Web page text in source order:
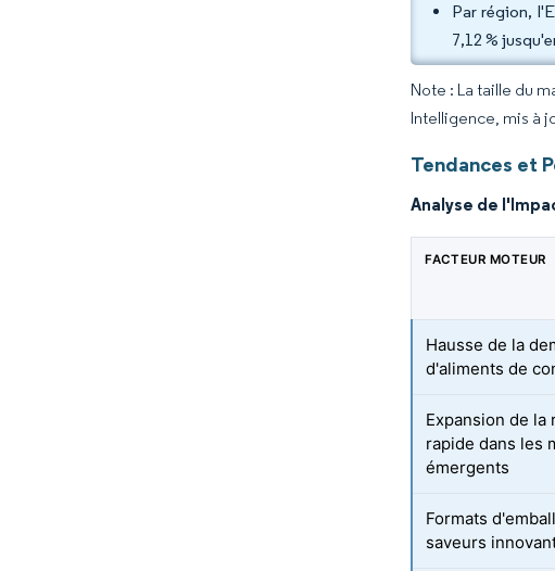
Par région,
7,12 %
Note : La taille du
Intelligence, mis à
Tendances et
Analyse de
FACTEUR MOTEUR
Hausse de la
d'aliments de
Expansion de la
rapide dans les
émergents
Formats
saveurs